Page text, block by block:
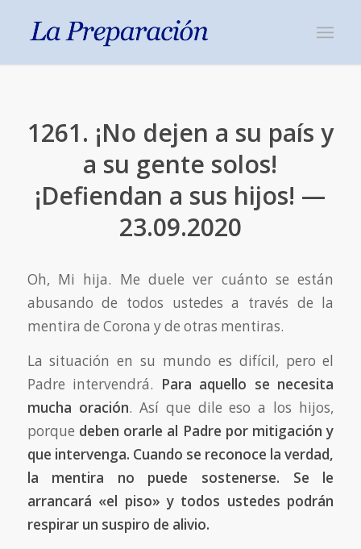
1261. ¡No dejen a su país y
a su gente solos!
¡Defiendan a sus hijos! —
23.09.2020
Oh, Mi hija. Me duele ver cuánto se están
abusando de todos ustedes a través de la
mentira de Corona y de otras mentiras.
La situación en su mundo es difícil, pero el
Padre intervendrá. Para aquello se necesita
mucha oración. Así que dile eso a los hijos,
porque deben orarle al Padre por mitigación y
que intervenga. Cuando se reconoce la verdad,
la mentira no puede sostenerse. Se le
arrancará «el piso» y todos ustedes podrán
respirar un suspiro de alivio.